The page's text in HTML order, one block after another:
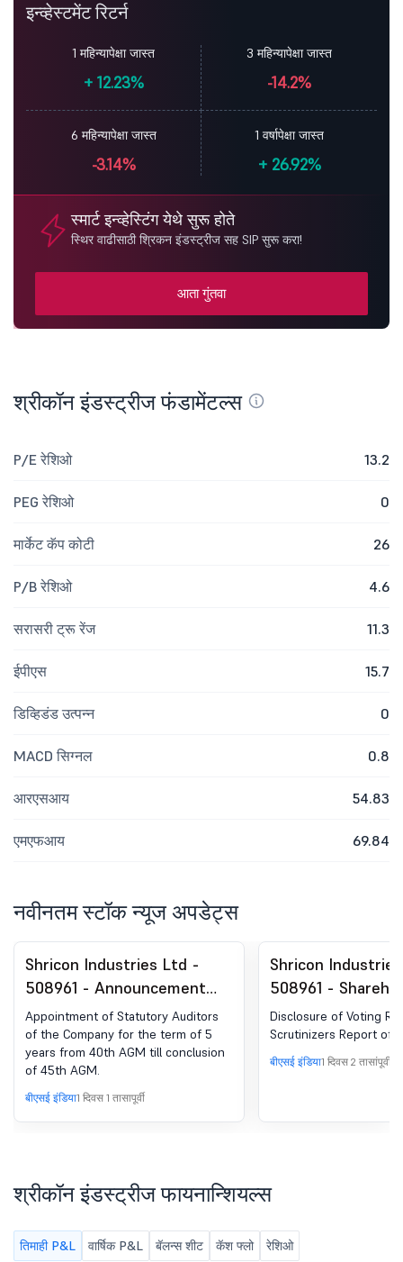
इन्व्हेस्टमेंट रिटर्न
1 महिन्यापेक्षा जास्त
+12.23%
3 महिन्यापेक्षा जास्त
-14.2%
6 महिन्यापेक्षा जास्त
-3.14%
1 वर्षापेक्षा जास्त
+26.92%
स्मार्ट इन्व्हेस्टिंग येथे सुरू होते
स्थिर वाढीसाठी श्रिकन इंडस्ट्रीज सह SIP सुरू करा!
आता गुंतवा
श्रीकॉन इंडस्ट्रीज फंडामेंटल्स
P/E रेशिओ 13.2
PEG रेशिओ 0
मार्केट कॅप कोटी 26
P/B रेशिओ 4.6
सरासरी ट्रू रेंज 11.3
ईपीएस 15.7
डिव्हिडंड उत्पन्न 0
MACD सिग्नल 0.8
आरएसआय 54.83
एमएफआय 69.84
नवीनतम स्टॉक न्यूज अपडेट्स
Shricon Industries Ltd -
508961 - Announcement
under Regulation 30
(LODR)-Appointment of
Statutory Auditor/s
Appointment of Statutory Auditors
of the Company for the term of 5
years from 40th AGM till conclusion
of 45th AGM.
बीएसई इंडिया1 दिवस 1 तासापूर्वी
Shricon
508961 -
Meeting / Postal
Outcome of AGM
Disclosure of Voting
Scrutinizers Report of
बीएसई इंडिया1 दिवस 2 तासांपूर्वी
श्रीकॉन इंडस्ट्रीज फायनान्शियल्स
तिमाही P&L वार्षिक P&L बॅलन्स शीट कॅश फ्लो रेशिओ